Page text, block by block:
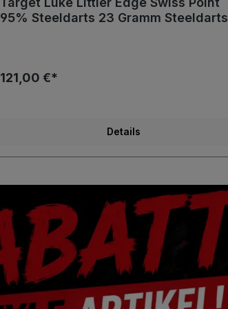
95% Steeldarts 23 Gramm Steeldarts
121,00 €*
Details